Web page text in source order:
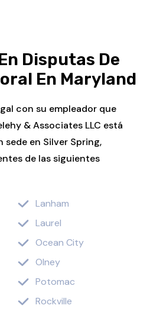
Disputas De
En Maryland
con su empleador que
& Associates LLC está
sede en Silver Spring,
de las siguientes
Lanham
Laurel
Ocean City
Olney
Potomac
Rockville